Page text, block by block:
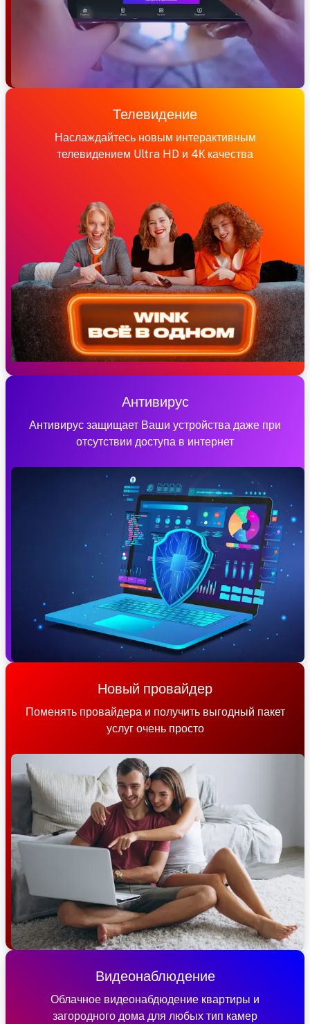
Телевидение
Наслаждайтесь новым интерактивным
телевидением Ultra HD и 4К качества
Антивирус
Антивирус защищает Ваши устройства даже при
отсутствии доступа в интернет
Новый провайдер
Поменять провайдера и получить выгодный пакет
услуг очень просто
Видеонаблюдение
Облачное видеонабдюдение квартиры и
загородного дома для любых тип камер